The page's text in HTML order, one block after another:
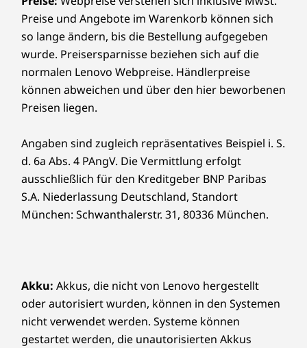
Preise und Angebote im Warenkorb können sich
so lange ändern, bis die Bestellung aufgegeben
wurde. Preisersparnisse beziehen sich auf die
normalen Lenovo Webpreise. Händlerpreise
können abweichen und über den hier beworbenen
Preisen liegen.
Angaben sind zugleich repräsentatives Beispiel i. S.
d. 6a Abs. 4 PAngV. Die Vermittlung erfolgt
ausschließlich für den Kreditgeber BNP Paribas
S.A. Niederlassung Deutschland, Standort
München: Schwanthalerstr. 31, 80336 München.
Akku: Akkus, die nicht von Lenovo hergestellt
oder autorisiert wurden, können in den Systemen
nicht verwendet werden. Systeme können
gestartet werden, die unautorisierten Akkus